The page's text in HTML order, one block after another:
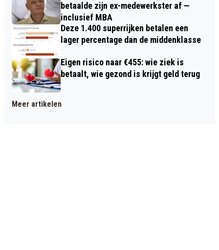
betaalde zijn ex-medewerkster af —
inclusief MBA
Deze 1.400 superrijken betalen een
lager percentage dan de middenklasse
Eigen risico naar €455: wie ziek is
betaalt, wie gezond is krijgt geld terug
Meer artikelen